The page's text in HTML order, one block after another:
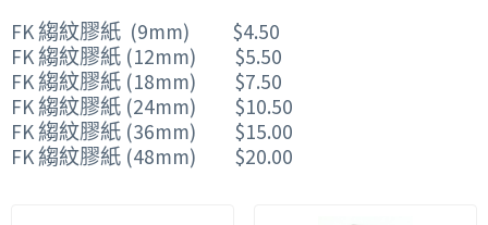
FK 縐紋膠紙 (9mm) $4.50
FK 縐紋膠紙 (12mm) $5.50
FK 縐紋膠紙 (18mm) $7.50
FK 縐紋膠紙 (24mm) $10.50
FK 縐紋膠紙 (36mm) $15.00
FK 縐紋膠紙 (48mm) $20.00